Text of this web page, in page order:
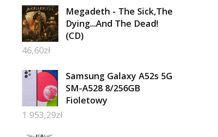
Megadeth - The Sick,The
Dying...And The Dead!
(CD)
46,60zł
Samsung Galaxy A52s 5G
SM-A528 8/256GB
Fioletowy
1 953,29zł